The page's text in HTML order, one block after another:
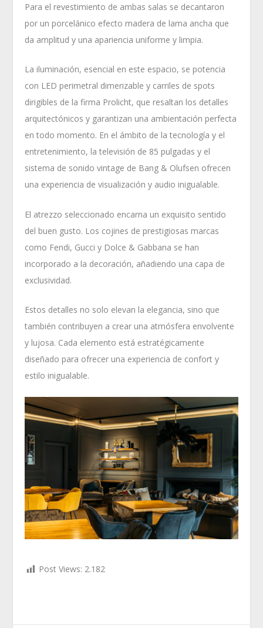
Para el revestimiento de ambas salas se decantaron
por un porcelánico efecto madera de lama ancha que
da amplitud y una apariencia uniforme y limpia.
La iluminación, esencial en este espacio, se potencia
con LED perimetral dimerizable y carriles de spots
dirigibles de la firma Prolicht, que resaltan los detalles
arquitectónicos y garantizan una ambientación perfecta
en todo momento. En el ámbito de la tecnología y el
entretenimiento, la televisión de 85 pulgadas y el
sistema de sonido vintage de Bang & Olufsen ofrecen
una experiencia de visualización y audio inigualable.
El atrezzo seleccionado encarna un exquisito sentido
del buen gusto. Los cojines de prestigiosas marcas
como Fendi, Gucci y Dolce & Gabbana se han
incorporado a la decoración, añadiendo una capa de
exclusividad.
Estos detalles no solo elevan la elegancia, sino que
también contribuyen a crear una atmósfera envolvente
y lujosa. Cada elemento está estratégicamente
diseñado para ofrecer una experiencia de confort y
estilo inigualable.
Post Views: 2.182